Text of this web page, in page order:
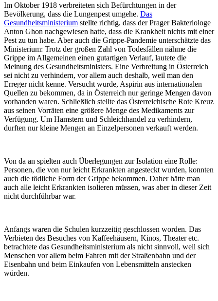
Im Oktober 1918 verbreiteten sich Befürchtungen in der
Bevölkerung, dass die Lungenpest umgehe. Das
Gesundheitsministerium stellte richtig, dass der Prager Bakteriologe
Anton Ghon nachgewiesen hatte, dass die Krankheit nichts mit einer
Pest zu tun habe. Aber auch die Grippe-Pandemie unterschätzte das
Ministerium: Trotz der großen Zahl von Todesfällen nähme die
Grippe im Allgemeinen einen gutartigen Verlauf, lautete die
Meinung des Gesundheitsministers. Eine Verbreitung in Österreich
sei nicht zu verhindern, vor allem auch deshalb, weil man den
Erreger nicht kenne. Versucht wurde, Aspirin aus internationalen
Quellen zu bekommen, da in Österreich nur geringe Mengen davon
vorhanden waren. Schließlich stellte das Österreichische Rote Kreuz
aus seinen Vorräten eine größere Menge des Medikaments zur
Verfügung. Um Hamstern und Schleichhandel zu verhindern,
durften nur kleine Mengen an Einzelpersonen verkauft werden.
Von da an spielten auch Überlegungen zur Isolation eine Rolle:
Personen, die von nur leicht Erkrankten angesteckt wurden, konnten
auch die tödliche Form der Grippe bekommen. Daher hätte man
auch alle leicht Erkrankten isolieren müssen, was aber in dieser Zeit
nicht durchführbar war.
Anfangs waren die Schulen kurzzeitig geschlossen worden. Das
Verbieten des Besuches von Kaffeehäusern, Kinos, Theater etc.
betrachtete das Gesundheitsministerium als nicht sinnvoll, weil sich
Menschen vor allem beim Fahren mit der Straßenbahn und der
Eisenbahn und beim Einkaufen von Lebensmitteln anstecken
würden.